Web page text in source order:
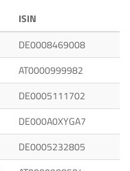
ISIN
DE0008469008
AT0000999982
DE0005111702
DE000A0XYGA7
DE0005232805